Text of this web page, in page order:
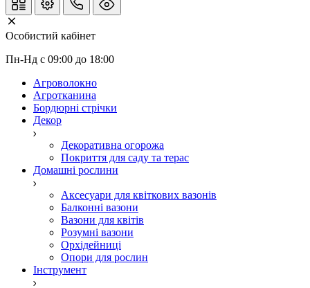
Особистий кабінет
Пн-Нд с 09:00 до 18:00
Агроволокно
Агротканина
Бордюрні стрічки
Декор
Декоративна огорожа
Покриття для саду та терас
Домашні рослини
Аксесуари для квіткових вазонів
Балконні вазони
Вазони для квітів
Розумні вазони
Орхідейниці
Опори для рослин
Інструмент